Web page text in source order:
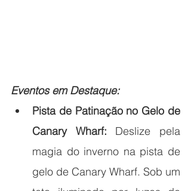
Eventos em Destaque:
Pista de Patinação no Gelo de
Canary Wharf: Deslize pela
magia do inverno na pista de
gelo de Canary Wharf. Sob um